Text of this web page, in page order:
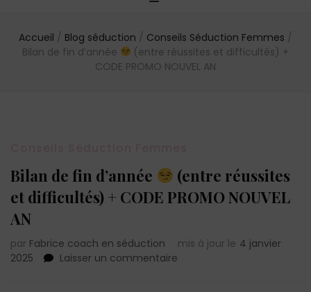
Accueil / Blog séduction / Conseils Séduction Femmes /
Bilan de fin d’année
(entre réussites et difficultés) +
CODE PROMO NOUVEL AN
Bilan de fin d’année
(entre réussites
et difficultés) + CODE PROMO NOUVEL
AN
par Fabrice coach en séduction mis à jour le 4 janvier
2025
Laisser un commentaire